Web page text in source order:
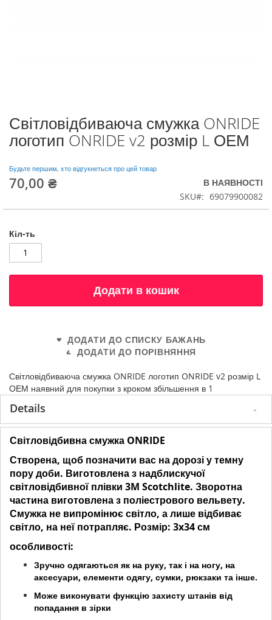
Перейти
до
початку
зображень
Світловідбиваюча смужка ONRIDE
логотип ONRIDE v2 розмір L ОЕМ
Будьте першим, хто відгукнеться про цей товар
70,00 ₴
В НАЯВНОСТІ
SKU
69079900082
Кіл-ть
Додати в кошик
ДОДАТИ ДО СПИСКУ БАЖАНЬ
ДОДАТИ ДО ПОРІВНЯННЯ
Світловідбиваюча смужка ONRIDE логотип ONRIDE v2 розмір L
ОЕМ наявний для покупки з кроком збільшення в 1
Details
Світловідбивна смужка ONRIDE
Створена, щоб позначити вас на дорозі у темну
пору доби. Виготовлена з надблискучої
світловідбивної плівки 3M Scotchlite. Зворотна
частина виготовлена з поліестрового вельвету.
Смужка не випромінює світло, а лише відбиває
світло, на неї потрапляє. Розмір: 3x34 см
особливості:
Зручно одягаються як на руку, так і на ногу, на
аксесуари, елементи одягу, сумки, рюкзаки та інше.
Може виконувати функцію захисту штанів від
попадання в зірки